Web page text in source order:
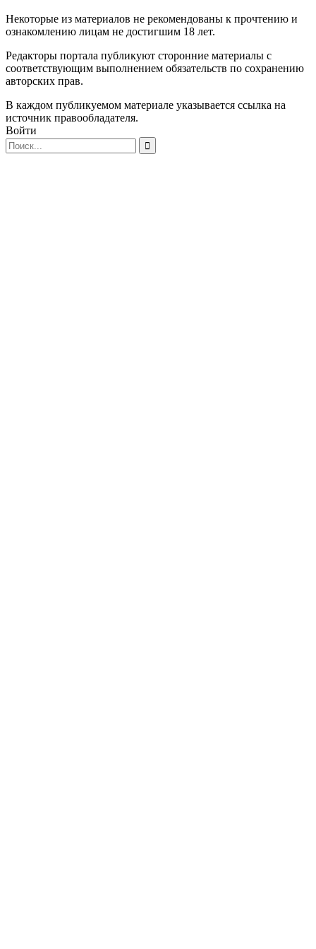
Некоторые из материалов не рекомендованы к прочтению и
ознакомлению лицам не достигшим 18 лет.
Редакторы портала публикуют сторонние материалы с
соответствующим выполнением обязательств по сохранению
авторских прав.
В каждом публикуемом материале указывается ссылка на
источник правообладателя.
Войти